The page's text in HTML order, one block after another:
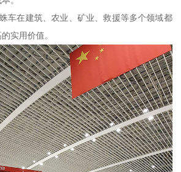
车在建筑、农业、矿业、救援等多个领域都
实用价值。